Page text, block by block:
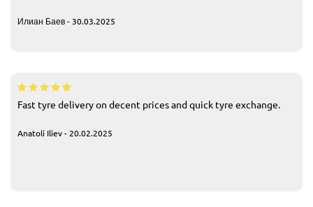
Илиан Баев - 30.03.2025
Fast tyre delivery on decent prices and quick tyre exchange.
Anatoli Iliev - 20.02.2025